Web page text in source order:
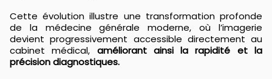
Cette évolution illustre une transformation profonde
de la médecine générale moderne, où l’imagerie
devient progressivement accessible directement au
cabinet médical, améliorant ainsi la rapidité et la
précision diagnostiques.